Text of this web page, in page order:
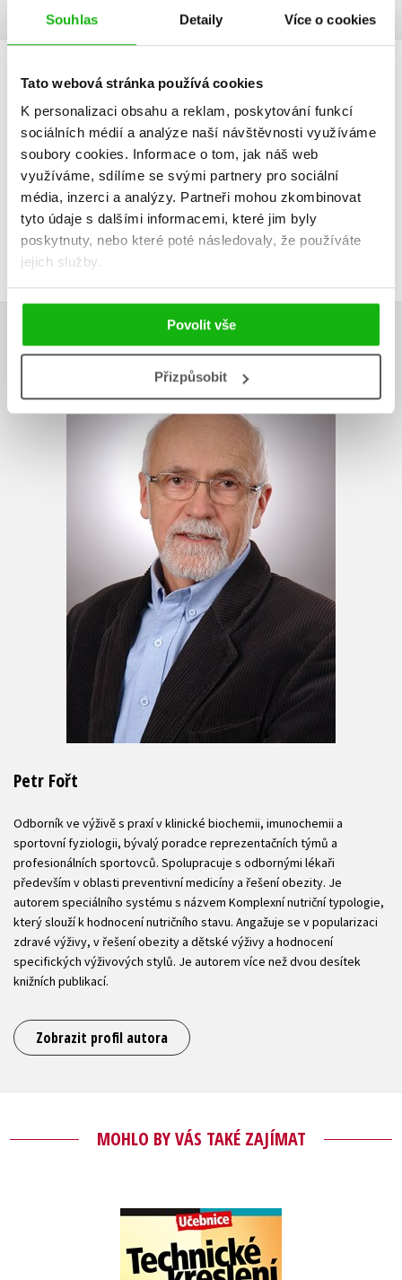
Souhlas Detaily Více o cookies
Tato webová stránka používá cookies
K personalizaci obsahu a reklam, poskytování funkcí
sociálních médií a analýze naší návštěvnosti využíváme
soubory cookies. Informace o tom, jak náš web
využíváme, sdílíme se svými partnery pro sociální
média, inzerci a analýzy. Partneři mohou zkombinovat
tyto údaje s dalšími informacemi, které jim byly
poskytnuty, nebo které poté následovaly, že používáte
jejich služby.
Povolit vše
Přizpůsobit
HODNOCENÍ ČTENÁŘŮ
V současné době nejsou vytvořena žádná uživatelská hodnocení.
Vaše hodnocení
Uživatelskou recenzi mohou vkládat pouze registrovaní uživatelé
Přihlásit
AUTOR KNIHY
Petr Fořt
Odborník ve výživě s praxí v klinické biochemii, imunochemii a
sportovní fyziologii, bývalý poradce reprezentačních týmů a
profesionálních sportovců. Spolupracuje s odbornými lékaři
především v oblasti preventivní medicíny a řešení obezity. Je
autorem speciálního systému s názvem Komplexní nutriční typologie,
který slouží k hodnocení nutričního stavu. Angažuje se v popularizaci
zdravé výživy, v řešení obezity a dětské výživy a hodnocení
specifických výživových stylů. Je autorem více než dvou desítek
knižních publikací.
Zobrazit profil autora
MOHLO BY VÁS TAKÉ ZAJÍMAT
Technické kreslení
Jaroslav Kletečka
,